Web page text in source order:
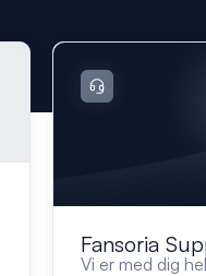
Fansoria
Vi er med dig